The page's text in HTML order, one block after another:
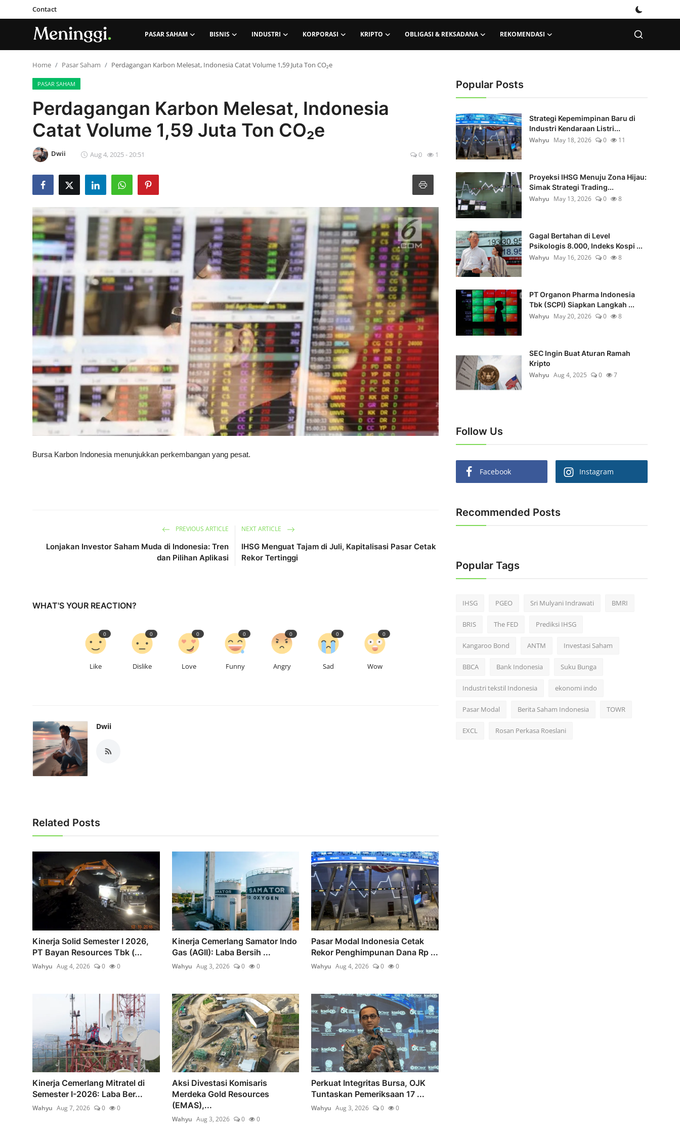
Contact
PASAR SAHAM BISNIS INDUSTRI KORPORASI KRIPTO OBLIGASI & REKSADANA REKOMENDASI
Contact
Pasar Saham
Korporasi
Obligasi & Reksadana
Rekomendasi
Home Pasar Saham Perdagangan Karbon Melesat, Indonesia Catat Volume 1,59 Juta Ton CO₂e
PASAR SAHAM
Perdagangan Karbon Melesat, Indonesia
Catat Volume 1,59 Juta Ton CO₂e
Dwii Aug 4, 2025 - 20:51 0 1
Bursa Karbon Indonesia menunjukkan perkembangan yang pesat.
PREVIOUS ARTICLE
Lonjakan Investor Saham Muda di Indonesia: Tren
dan Pilihan Aplikasi
NEXT ARTICLE
IHSG Menguat Tajam di Juli, Kapitalisasi Pasar Cetak
Rekor Tertinggi
WHAT'S YOUR REACTION?
Like
0
Dislike
0
Love
0
Funny
0
Angry
0
Sad
0
Wow
0
Dwii
Related Posts
Kinerja Solid Semester I 2026,
PT Bayan Resources Tbk (...
Wahyu Aug 4, 2026 0 0
Kinerja Cemerlang Samator Indo
Gas (AGII): Laba Bersih ...
Wahyu Aug 3, 2026 0 0
Pasar Modal Indonesia Cetak
Rekor Penghimpunan Dana Rp ...
Wahyu Aug 4, 2026 0 0
Kinerja Cemerlang Mitratel di
Semester I-2026: Laba Ber...
Wahyu Aug 7, 2026 0 0
Aksi Divestasi Komisaris
Merdeka Gold Resources
(EMAS),...
Wahyu Aug 3, 2026 0 0
Perkuat Integritas Bursa, OJK
Tuntaskan Pemeriksaan 17 ...
Wahyu Aug 3, 2026 0 0
Popular Posts
Strategi Kepemimpinan Baru di
Industri Kendaraan Listri...
Wahyu May 18, 2026 0 11
Proyeksi IHSG Menuju Zona Hijau:
Simak Strategi Trading...
Wahyu May 13, 2026 0 8
Gagal Bertahan di Level
Psikologis 8.000, Indeks Kospi ...
Wahyu May 16, 2026 0 8
PT Organon Pharma Indonesia
Tbk (SCPI) Siapkan Langkah ...
Wahyu May 20, 2026 0 8
SEC Ingin Buat Aturan Ramah
Kripto
Wahyu Aug 4, 2025 0 7
Follow Us
Facebook Instagram
Recommended Posts
Popular Tags
IHSG PGEO Sri Mulyani Indrawati BMRI
BRIS The FED Prediksi IHSG
Kangaroo Bond ANTM Investasi Saham
BBCA Bank Indonesia Suku Bunga
Industri tekstil Indonesia ekonomi indo
Pasar Modal Berita Saham Indonesia TOWR
EXCL Rosan Perkasa Roeslani